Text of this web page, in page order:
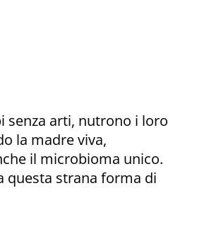
senza arti, nutrono i loro
la madre viva,
il microbioma unico.
questa strana forma di